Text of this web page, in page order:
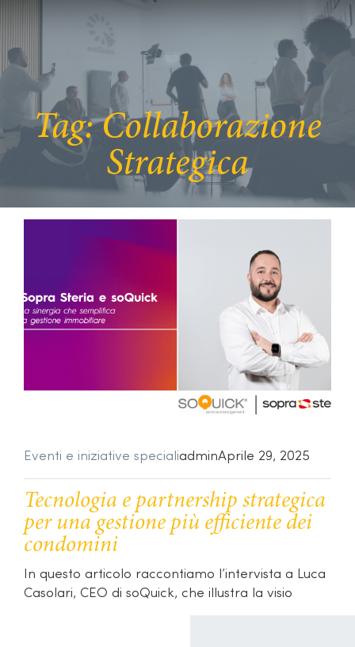
Tag:Collaborazione
Strategica
Eventi e iniziative specialiadminAprile 29, 2025
Tecnologia e partnership strategica
per una gestione più efficiente dei
condomini
In questo articolo raccontiamo l’intervista a Luca
Casolari, CEO di soQuick, che illustra la visio